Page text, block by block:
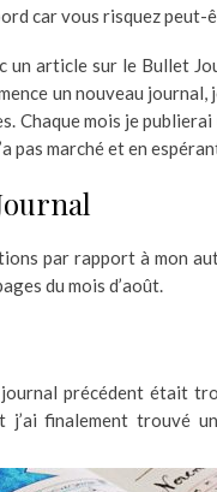
car vous risquez peut-
un article sur le Bullet
un nouveau
Chaque mois je
pas marché et en
par rapport à mon
du mois d’août.
précédent était
j’ai finalement trouvé